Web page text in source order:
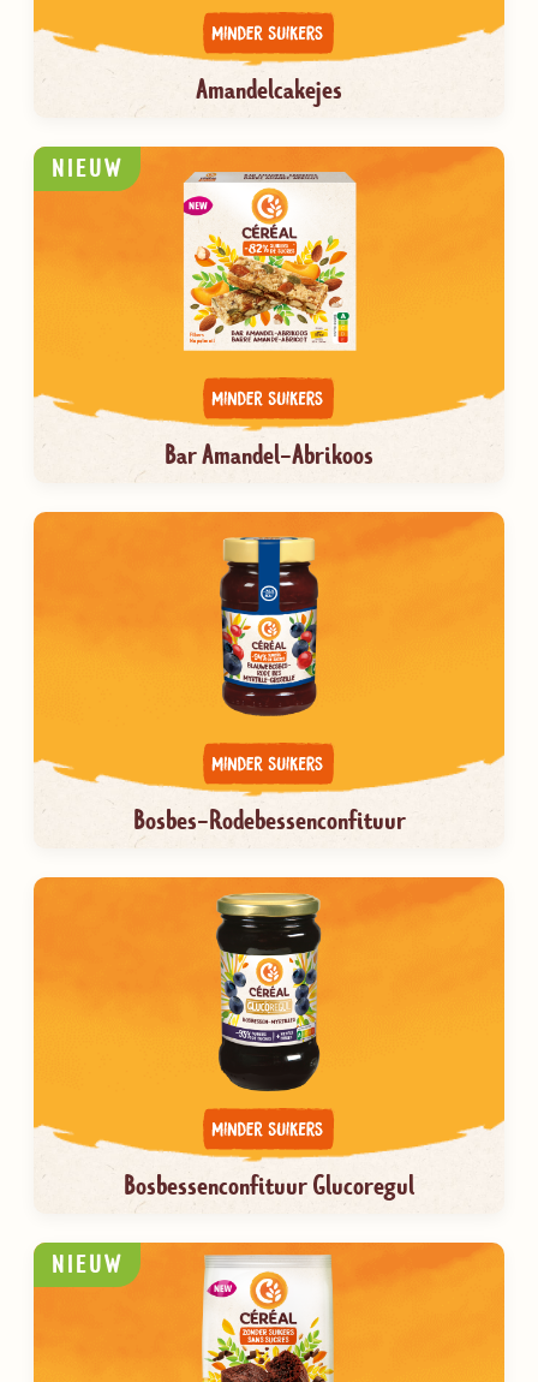
Amandelcakejes
NIEUW
Bar Amandel-Abrikoos
Bosbes-Rodebessenconfituur
Bosbessenconfituur Glucoregul
NIEUW